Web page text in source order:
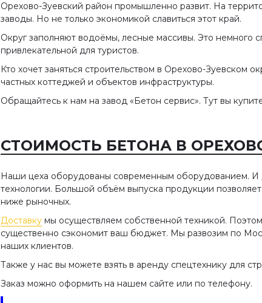
Орехово-Зуевский район промышленно развит. На
заводы. Но не только экономикой славиться этот край.
Округ заполняют водоёмы, лесные массивы. Это немного
привлекательной для туристов.
Кто хочет заняться строительством в Орехово-Зуевском
частных коттеджей и объектов инфраструктуры.
Обращайтесь к нам на завод «Бетон сервис». Тут вы
СТОИМОСТЬ БЕТОНА В
Наши цеха оборудованы современным оборудованием. И
технологии. Большой объём выпуска продукции
ниже рыночных.
Доставку мы осуществляем собственной техникой.
существенно сэкономит ваш бюджет. Мы развозим по
наших клиентов.
Также у нас вы можете взять в аренду спецтехнику для
Заказ можно оформить на нашем сайте или по телефону.